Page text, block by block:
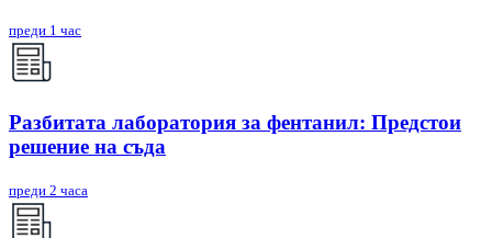
преди 1 час
Разбитата лаборатория за фентанил: Предстои
решение на съда
преди 2 часа